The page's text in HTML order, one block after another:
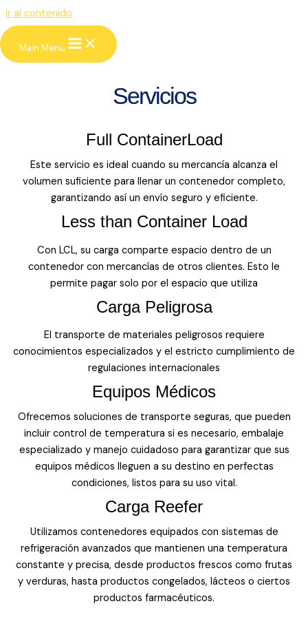
Ir al contenido
Main Menu
KGS Businees Group
Look deep into nature, and you will
Servicios
Full ContainerLoad
Este servicio es ideal cuando su mercancía alcanza el
volumen suficiente para llenar un contenedor completo,
garantizando así un envío seguro y eficiente.
Less than Container Load
Con LCL, su carga comparte espacio dentro de un
contenedor con mercancías de otros clientes. Esto le
permite pagar solo por el espacio que utiliza
Carga Peligrosa
El transporte de materiales peligrosos requiere
conocimientos especializados y el estricto cumplimiento de
regulaciones internacionales
Equipos Médicos
Ofrecemos soluciones de transporte seguras, que pueden
incluir control de temperatura si es necesario, embalaje
especializado y manejo cuidadoso para garantizar que sus
equipos médicos lleguen a su destino en perfectas
condiciones, listos para su uso vital.
Carga Reefer
Utilizamos contenedores equipados con sistemas de
refrigeración avanzados que mantienen una temperatura
constante y precisa, desde productos frescos como frutas
y verduras, hasta productos congelados, lácteos o ciertos
productos farmacéuticos.